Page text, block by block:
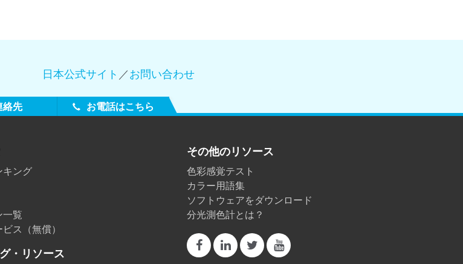
建築基材
耐久消費財
日本公式サイト ／お問い合わせ
絡先 お電話はこちら
キング
一覧
ス（無償）
・リソース
その他のリソース
色彩感覚テスト
カラー用語集
ソフトウェアをダウンロード
分光測色計とは？